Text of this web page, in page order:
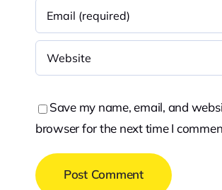
Save my name, email, and
browser for the next time I